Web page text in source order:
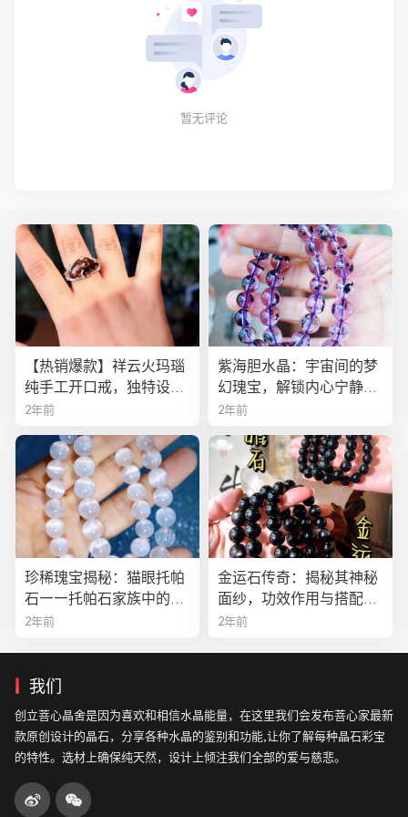
暂无评论
【热销爆款】祥云火玛瑙
纯手工开口戒，独特设计
寓意吉祥，时尚与灵性的
2年前
紫海胆水晶：宇宙间的梦
幻瑰宝，解锁内心宁静与
疗愈之秘
2年前
珍稀瑰宝揭秘：猫眼托帕
石——托帕石家族中的绝
美异类
2年前
金运石传奇：揭秘其神秘
面纱，功效作用与搭配法
全解析
2年前
我们
创立菩心晶舍是因为喜欢和相信水晶能量，在这里我们会发布菩心家最新
款原创设计的晶石，分享各种水晶的鉴别和功能,让你了解每种晶石彩宝
的特性。选材上确保纯天然，设计上倾注我们全部的爱与慈悲。